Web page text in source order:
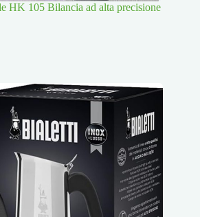
HK 105 Bilancia ad alta precisione